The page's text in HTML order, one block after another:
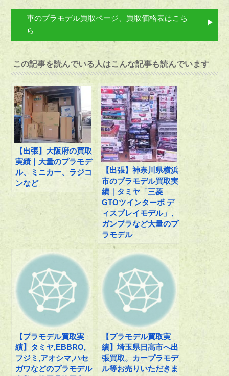
車のプラモデル買取ページ、買取価格表はこち
ら
この記事を読んでいる人はこんな記事も読んでいます
【出張】大阪府の買取
実績｜大量のプラモデ
ル、ミニカー、ラジコ
ンなど
【出張】神奈川県横浜
市のプラモデル買取実
績｜タミヤ「三菱
GTOツインターボ デ
ィスプレイモデル」、
ガンプラなど大量のプ
ラモデル
【プラモデル買取実
績】タミヤ,EBBRO,
フジミ,アオシマ,ハセ
ガワなどのプラモデル
【プラモデル買取実
績】埼玉県日高市へ出
張買取。カープラモデ
ル等お売りいただきま